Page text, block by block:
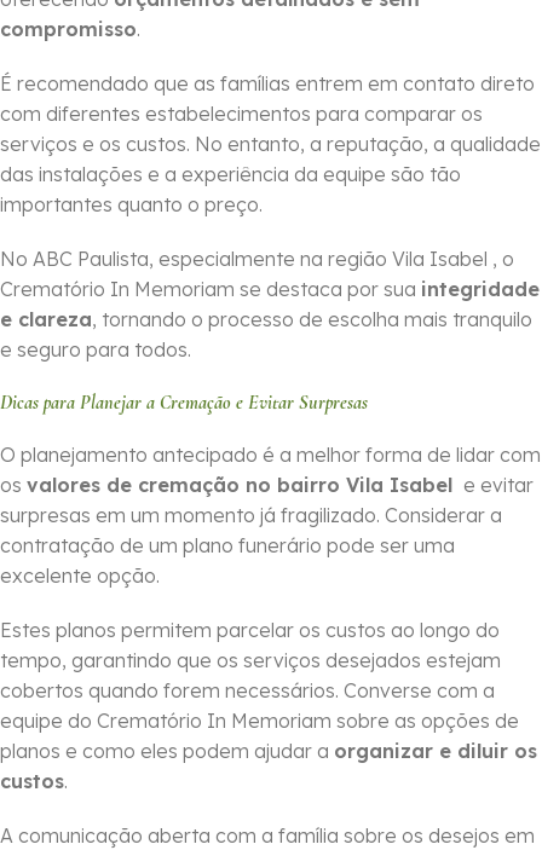
compromisso.
É recomendado que as famílias entrem em contato direto
com diferentes estabelecimentos para comparar os
serviços e os custos. No entanto, a reputação, a qualidade
das instalações e a experiência da equipe são tão
importantes quanto o preço.
No ABC Paulista, especialmente na região Vila Isabel , o
Crematório In Memoriam se destaca por sua integridade
e clareza, tornando o processo de escolha mais tranquilo
e seguro para todos.
Dicas para Planejar a Cremação e Evitar Surpresas
O planejamento antecipado é a melhor forma de lidar com
os valores de cremação no bairro Vila Isabel e evitar
surpresas em um momento já fragilizado. Considerar a
contratação de um plano funerário pode ser uma
excelente opção.
Estes planos permitem parcelar os custos ao longo do
tempo, garantindo que os serviços desejados estejam
cobertos quando forem necessários. Converse com a
equipe do Crematório In Memoriam sobre as opções de
planos e como eles podem ajudar a organizar e diluir os
custos.
A comunicação aberta com a família sobre os desejos em